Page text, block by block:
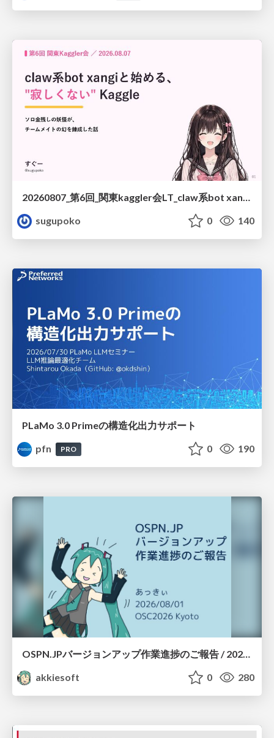
20260807_第6回_関東kaggler会LT_claw系bot xangiと始める、"寂しくない" kaggle
sugupoko
0 140
PLaMo 3.0 Primeの構造化出力サポート
pfn
PRO 0 190
akkiesoft
0 280